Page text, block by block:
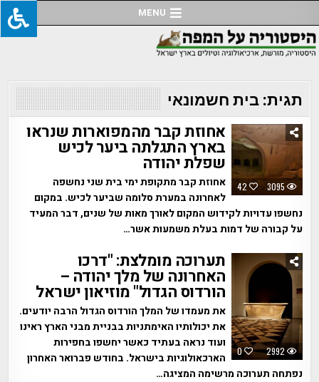
to
content
MENU
תגית:בית חשמונאי
42 3095
אחוזת קבר מהמפוארות שנראו
בארץ התגלתה ביער לכיש
שפלת יהודה
אחוזת קבר מתקופת ימי בית שני נחשפה
לאחרונה במערת סלומה שביער לכיש. במקום
נחשפו עדויות לקידוש המקום לאורך מאות של שנים, דבר המעיד
על קבורה של דמות בעלת משמעות אשר…
0 2992
תערוכה מומלצת: "דרכו
האחרונה של מלך יהודה –
הורדוס הגדול" מוזיאון ישראל
את מעמדו של המלך הורדוס הגדול הרבה יודעים.
את יכולותיו האימתניות בבניית מבני הארץ ראינו
ועוד נראה בעתיד כאשר יחשפו בחפירות
הארכאולוגיות בישראל. בחודש פברואר האחרון
נפתחה תערוכה מרשימה המציגה…